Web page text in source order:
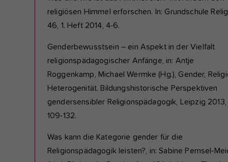
religiösen Himmel erforschen. In: Grundschule
46, 1. Heft 2014, 4-6.
Genderbewusstsein – ein Aspekt in der Vielfalt
religionspädagogischer Anfänge, in: Antje
Roggenkamp, Michael Wermke (Hg.), Gender,
Heterogenität. Bildungshistorische Perspektiven
gendersensibler Religionspädagogik, Leipzig 2013,
109-132.
Was kann die Kategorie gender für die
Religionspädagogik leisten?, in: Sabine Pemsel-